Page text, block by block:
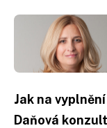
Jak na
Daňová